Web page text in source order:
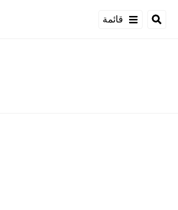
قائمة